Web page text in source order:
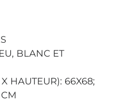
BLANC ET
HAUTEUR): 66X68;